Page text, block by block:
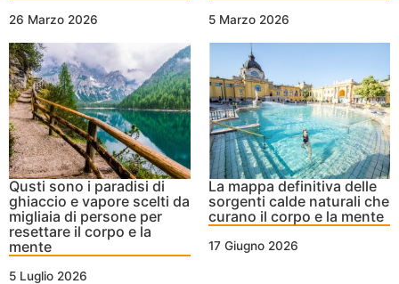
26 Marzo 2026 5 Marzo 2026
Qusti sono i paradisi di
ghiaccio e vapore scelti da
migliaia di persone per
resettare il corpo e la
mente
5 Luglio 2026
La mappa definitiva delle
sorgenti calde naturali che
curano il corpo e la mente
17 Giugno 2026